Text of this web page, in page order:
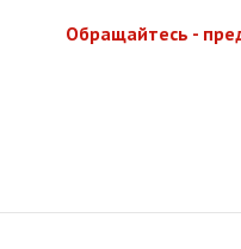
Обращайтесь -